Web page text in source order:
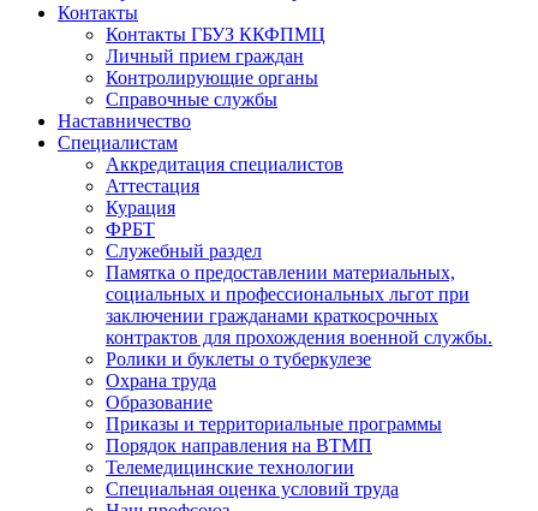
Контакты
Контакты ГБУЗ ККФПМЦ
Личный прием граждан
Контролирующие органы
Справочные службы
Наставничество
Специалистам
Аккредитация специалистов
Аттестация
Курация
ФРБТ
Служебный раздел
Памятка о предоставлении материальных,
социальных и профессиональных льгот при
заключении гражданами краткосрочных
контрактов для прохождения военной службы.
Ролики и буклеты о туберкулезе
Охрана труда
Образование
Приказы и территориальные программы
Порядок направления на ВТМП
Телемедицинские технологии
Специальная оценка условий труда